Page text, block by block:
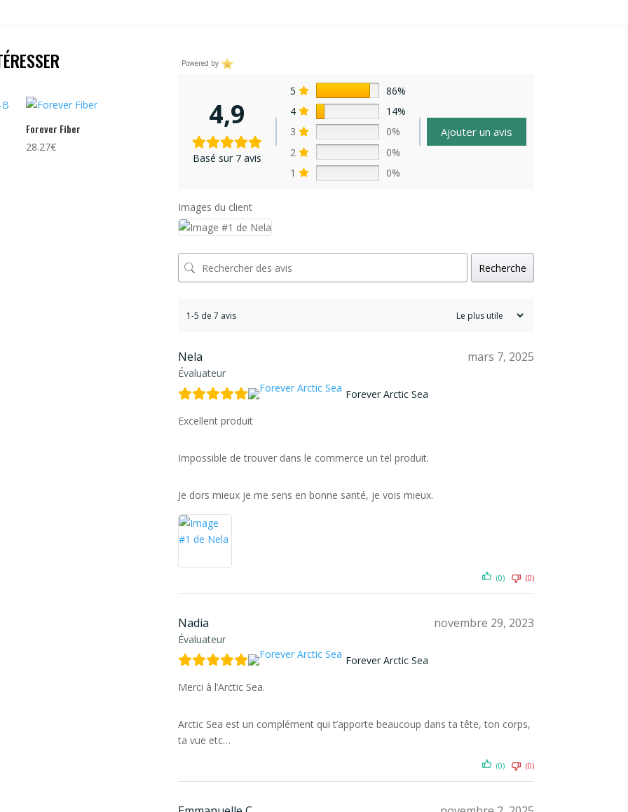
Forever Fiber
28.27€
Powered by
4,9
Basé sur 7 avis
5
86%
4
14%
3
0%
2
0%
1
0%
Ajouter un avis
Images du client
Recherche
1-5 de 7 avis
Nela
Évaluateur
mars 7, 2025
Forever Arctic Sea
Excellent produit
Impossible de trouver dans le commerce un tel produit.
Je dors mieux je me sens en bonne santé, je vois mieux.
(0) (0)
Nadia
Évaluateur
novembre 29, 2023
Forever Arctic Sea
Merci à l’Arctic Sea.
Arctic Sea est un complément qui t’apporte beaucoup dans ta tête, ton corps,
ta vue etc…
(0) (0)